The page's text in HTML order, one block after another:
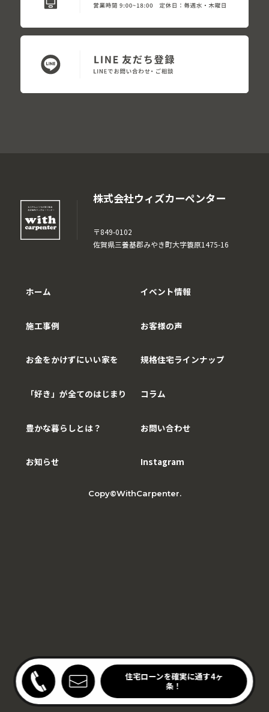
株式会社ウィズカーペンター
〒849-0102
佐賀県三養基郡みやき町大字簑原1475-16
ホーム
施工事例
お金をかけずにいい家を
「好き」が全てのはじまり
豊かな暮らしとは？
お知らせ
イベント情報
お客様の声
規格住宅ラインナップ
コラム
お問い合わせ
Instagram
Copy©WithCarpenter.
キッチンの家見学会
開催中！
住宅ローンを確実に通す4ヶ
条！